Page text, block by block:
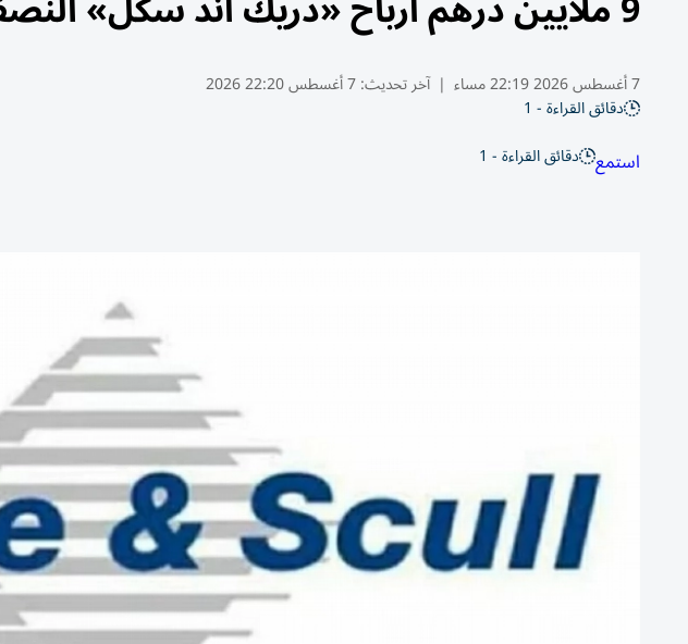
7 أغسطس 2026 22:19 مساء | آخر تحديث:7 أغسطس 22:20 2026
دقائق القراءة - 1
استمع دقائق القراءة - 1